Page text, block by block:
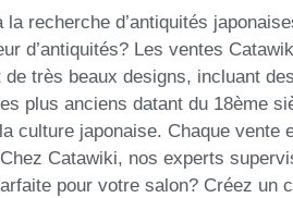
la recherche d’antiquités
d’antiquités? Les ventes
de très beaux designs, incluant
plus anciens datant du 18ème
culture japonaise. Chaque vente
Catawiki, nos experts
pour votre salon? Créez un